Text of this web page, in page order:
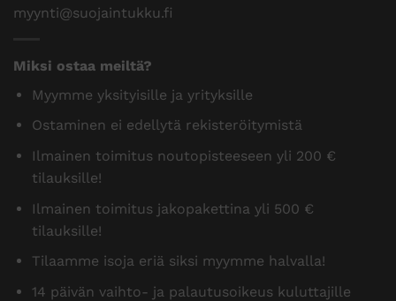
myynti@suojaintukku.fi
Miksi ostaa meiltä?
Myymme yksityisille ja yrityksille
Ostaminen ei edellytä rekisteröitymistä
Ilmainen toimitus noutopisteeseen yli 200 €
tilauksille!
Ilmainen toimitus jakopakettina yli 500 €
tilauksille!
Tilaamme isoja eriä siksi myymme halvalla!
14 päivän vaihto- ja palautusoikeus kuluttajille